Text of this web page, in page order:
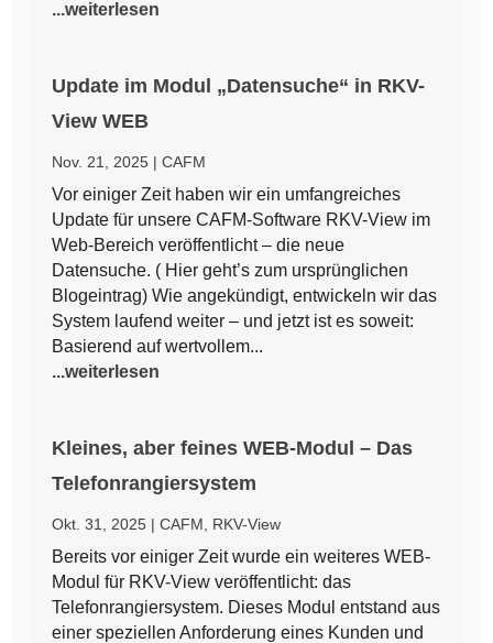
...weiterlesen
Update im Modul „Datensuche“ in RKV-
View WEB
Nov. 21, 2025 |CAFM
Vor einiger Zeit haben wir ein umfangreiches
Update für unsere CAFM-Software RKV-View im
Web-Bereich veröffentlicht – die neue
Datensuche. ( Hier geht’s zum ursprünglichen
Blogeintrag) Wie angekündigt, entwickeln wir das
System laufend weiter – und jetzt ist es soweit:
Basierend auf wertvollem...
...weiterlesen
Kleines, aber feines WEB-Modul – Das
Telefonrangiersystem
Okt. 31, 2025 |CAFM RKV-View
Bereits vor einiger Zeit wurde ein weiteres WEB-
Modul für RKV-View veröffentlicht: das
Telefonrangiersystem. Dieses Modul entstand aus
einer speziellen Anforderung eines Kunden und